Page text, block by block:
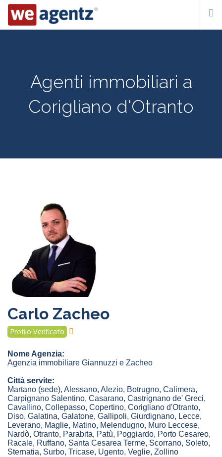
CONTACT US
SUBSCRIBE
Agenti immobiliari a
Corigliano d'Otranto
Carlo Zacheo
Profilo Verificato
Nome Agenzia:
Agenzia immobiliare Giannuzzi e Zacheo
Città servite:
Martano (sede), Alessano, Alezio, Botrugno, Calimera,
Carpignano Salentino, Casarano, Castrignano de' Greci,
Cavallino, Collepasso, Copertino, Corigliano d'Otranto,
Diso, Galatina, Galatone, Gallipoli, Giurdignano, Lecce,
Leverano, Maglie, Matino, Melendugno, Muro Leccese,
Nardò, Otranto, Parabita, Patù, Poggiardo, Porto Cesareo,
Racale, Ruffano, Santa Cesarea Terme, Scorrano, Soleto,
Sternatia, Surbo, Tricase, Ugento, Veglie, Zollino